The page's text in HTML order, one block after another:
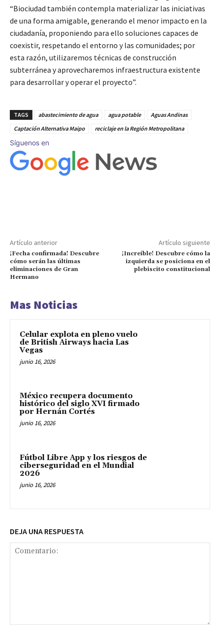
“Biociudad también contempla materializar las iniciativas
de una forma amigable, generando el menor impacto en la
ciudadanía, proponiendo para ello soluciones capaces de
coexistir, respetando el entorno y las comunidades; por
esta razón, utilizaremos técnicas de construcción
subterránea y aprovecharemos infraestructura existente
para desarrollar y operar el proyecto”.
TAGS abastecimiento de agua agua potable
Aguas Andinas
Captación Alternativa Maipo
reciclaje en la Región Metropolitana
Síguenos en
Artículo anterior
¡Fecha confirmada! Descubre
cómo serán las últimas
eliminaciones de Gran
Hermano
Artículo siguiente
¡Increíble! Descubre cómo la
izquierda se posiciona en el
plebiscito constitucional
Mas Noticias
Celular explota en pleno vuelo
de British Airways hacia Las
Vegas
junio 16, 2026
México recupera documento
histórico del siglo XVI firmado
por Hernán Cortés
junio 16, 2026
Fútbol Libre App y los riesgos de
ciberseguridad en el Mundial
2026
junio 16, 2026
DEJA UNA RESPUESTA